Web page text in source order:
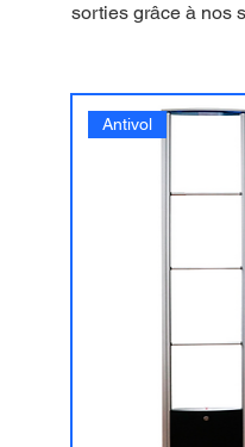
sorties grâce à nos
Antivol